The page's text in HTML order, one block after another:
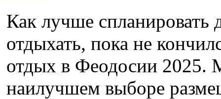
Как лучше спланировать
отдыхать, пока не
отдых в Феодосии 2025.
наилучшем выборе